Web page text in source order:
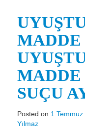
İcra Ve İflas Hukuku
Gayrimenkul hukuku
Ticaret Hukuku
İdare ve Vergi Hukuku
Basında Derya
HESAPLAMA ARAÇLARI
SUÇU
Posted on 1 Temmuz
Yılmaz